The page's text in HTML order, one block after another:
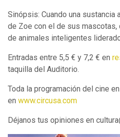
Sinópsis: Cuando una sustancia
de Zoe con el de sus mascotas,
de animales inteligentes
Entradas entre 5,5 € y 7,2 € en
taquilla del Auditorio.
Toda la programación del cine
en www.circusa.com
Déjanos tus opiniones en